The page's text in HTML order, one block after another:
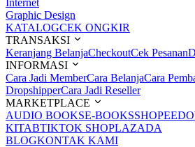
Internet
Graphic Design
KATALOGCEK ONGKIR
TRANSAKSI
Keranjang BelanjaCheckoutCek Pesanan
INFORMASI
Cara Jadi MemberCara BelanjaCara
DropshipperCara Jadi Reseller
MARKETPLACE
AUDIO BOOKSE-BOOKSSHOPEE
KITABTIKTOK SHOPLAZADA
BLOGKONTAK KAMI